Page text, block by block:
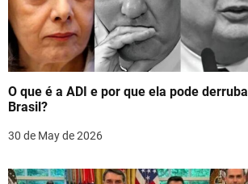
g
a
t
i
o
n
O que é a ADI e por que ela pode
Brasil?
30 de May de 2026